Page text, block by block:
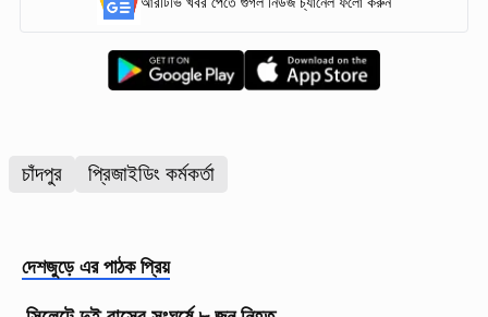
চাঁদপুর প্রিজাইডিং কর্মকর্তা
দেশজুড়ে এর পাঠক প্রিয়